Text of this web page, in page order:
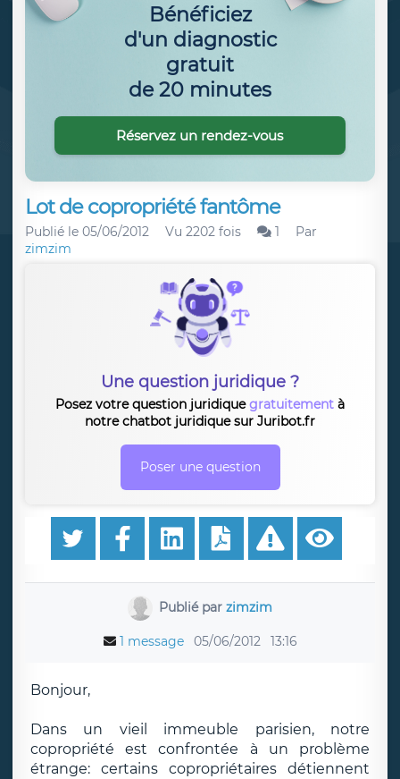
Lot de copropriété fantôme
Publié le 05/06/2012 Vu 2202 fois 1
Par
zimzim
Une question juridique ?
Posez votre question juridiquegratuitement à
notre chatbot juridique sur Juribot.fr
Poser une question
Publié parzimzim
1 message 05/06/2012 13:16
Bonjour,
Dans un vieil immeuble parisien, notre
copropriété est confrontée à un problème
étrange: certains copropriétaires détiennent
Bénéficiez
d'un diagnostic
gratuit
de 20 minutes
Réservez un rendez-vous